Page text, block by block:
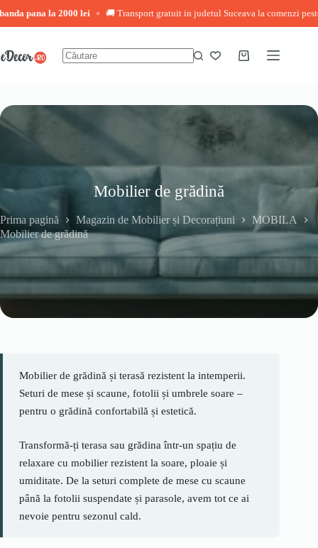
la 2000 lei ◆ 🚚 Transport gratuit in judetul Suceava la comenzi peste 3.000
conținut
Coș
Mobilier de grădină
Prima pagină Magazin de Mobilier și Decorațiuni
MOBILA
Mobilier de grădină
Mobilier de grădină și terasă rezistent la intemperii.
Seturi de mese și scaune, fotolii și umbrele soare –
pentru o grădină confortabilă și estetică.
Transformă-ți terasa sau grădina într-un spațiu de
relaxare cu mobilier rezistent la soare, ploaie și
umiditate. De la seturi complete de mese cu scaune
până la fotolii suspendate și parasole, avem tot ce ai
nevoie pentru sezonul cald.